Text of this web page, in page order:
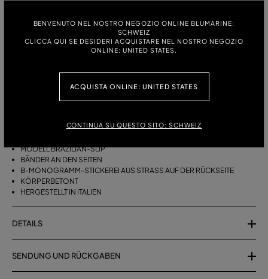
BENVENUTO NEL NOSTRO NEGOZIO ONLINE BLUMARINE:
SCHWEIZ
CLICCA QUI SE DESIDERI ACQUISTARE NEL NOSTRO NEGOZIO
ONLINE: UNITED STATES.
ACQUISTA ONLINE: UNITED STATES
CONTINUA SU QUESTO SITO: SCHWEIZ
BESCHREIBUNG
MODELL BRAZILIAN-SLIP
BÄNDER AN DEN SEITEN
B-MONOGRAMM-STICKEREI AUS STRASS AUF DER RÜCKSEITE
KÖRPERBETONT
HERGESTELLT IN ITALIEN
DETAILS
SENDUNG UND RÜCKGABEN